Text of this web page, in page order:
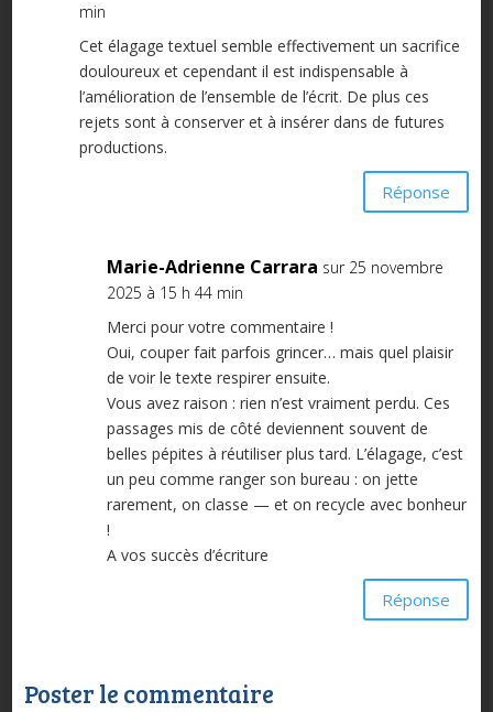
min
Cet élagage textuel semble effectivement un sacrifice
douloureux et cependant il est indispensable à
l’amélioration de l’ensemble de l’écrit. De plus ces
rejets sont à conserver et à insérer dans de futures
productions.
Réponse
Marie-Adrienne Carrara sur 25 novembre
2025 à 15 h 44 min
Merci pour votre commentaire !
Oui, couper fait parfois grincer… mais quel plaisir
de voir le texte respirer ensuite.
Vous avez raison : rien n’est vraiment perdu. Ces
passages mis de côté deviennent souvent de
belles pépites à réutiliser plus tard. L’élagage, c’est
un peu comme ranger son bureau : on jette
rarement, on classe — et on recycle avec bonheur
!
A vos succès d’écriture
Réponse
Poster le commentaire